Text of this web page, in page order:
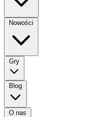
Nowości
Gry
Blog
O nas